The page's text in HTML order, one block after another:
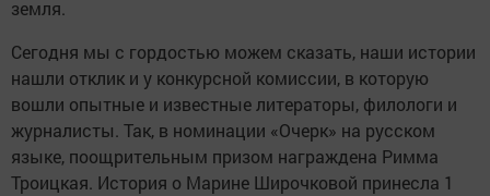
земля.
Сегодня мы с гордостью можем сказать, наши истории
нашли отклик и у конкурсной комиссии, в которую
вошли опытные и известные литераторы, филологи и
журналисты. Так, в номинации «Очерк» на русском
языке, поощрительным призом награждена Римма
Троицкая. История о Марине Широчковой принесла 1